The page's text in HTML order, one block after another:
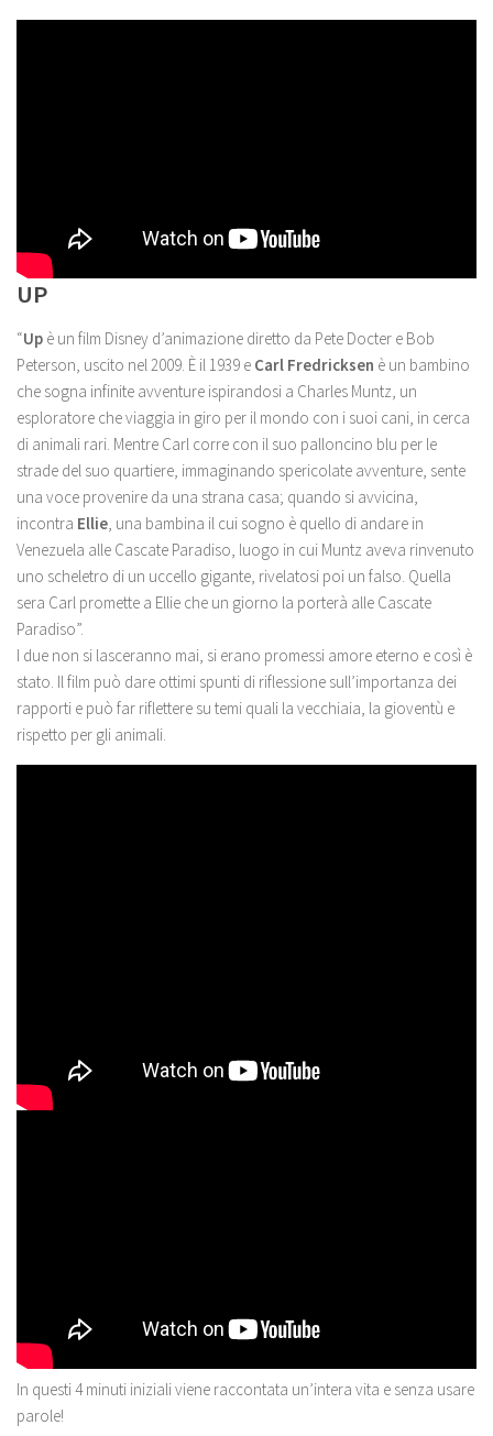
UP
“Up è un film Disney d’animazione diretto da Pete Docter e Bob
Peterson, uscito nel 2009. È il 1939 e Carl Fredricksen è un bambino
che sogna infinite avventure ispirandosi a Charles Muntz, un
esploratore che viaggia in giro per il mondo con i suoi cani, in cerca
di animali rari. Mentre Carl corre con il suo palloncino blu per le
strade del suo quartiere, immaginando spericolate avventure, sente
una voce provenire da una strana casa; quando si avvicina,
incontra Ellie, una bambina il cui sogno è quello di andare in
Venezuela alle Cascate Paradiso, luogo in cui Muntz aveva rinvenuto
uno scheletro di un uccello gigante, rivelatosi poi un falso. Quella
sera Carl promette a Ellie che un giorno la porterà alle Cascate
Paradiso”.
I due non si lasceranno mai, si erano promessi amore eterno e così è
stato. Il film può dare ottimi spunti di riflessione sull’importanza dei
rapporti e può far riflettere su temi quali la vecchiaia, la gioventù e
rispetto per gli animali.
In questi 4 minuti iniziali viene raccontata un’intera vita e senza usare
parole!